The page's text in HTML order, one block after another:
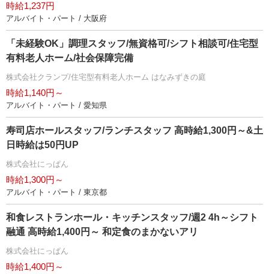
時給1,237円
アルバイト・パート / 大阪府
「未経験OK」調理スタッフ/無資格可/シフト相談可/住宅型
有料老人ホーム/社会保障完備
株式会社クランプ/住宅型有料老人ホーム はなみずきの庭
時給1,140円～
アルバイト・パート / 愛知県
寿司店ホールスタッフ/ランチスタッフ 高時給1,300円～&土
日時給は50円UP
株式会社にっぱん
時給1,300円～
アルバイト・パート / 東京都
和食レストランホール・キッチンスタッフ/週2 4h～シフト
融通 高時給1,400円～ 和定食のまかないアリ
株式会社にっぱん
時給1,400円～